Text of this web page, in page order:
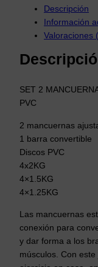
Descripción
Información
Valoraciones
SET 2
PVC
2 mancuernas
1 barra convertible
Discos PVC
4x2KG
4×1.5KG
4×1.25KG
Las mancuernas
conexión para
y dar forma a los
músculos. Con